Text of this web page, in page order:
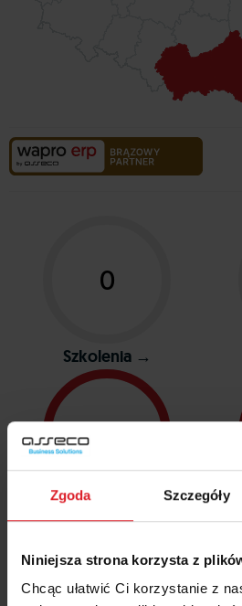
Zgoda Szczegóły
Niniejsza strona korzysta z
Chcąc ułatwić Ci korzystanie z
0
Szkolenia →
1
Referencje →
0